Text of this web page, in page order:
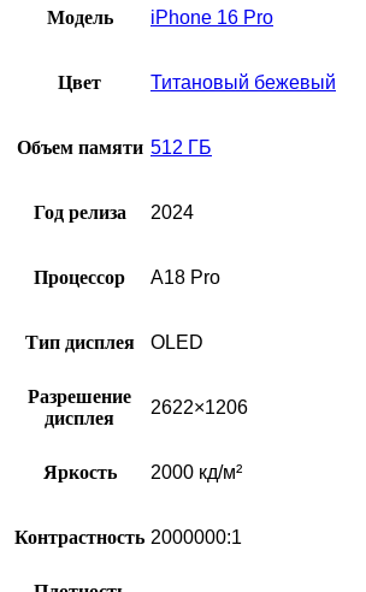
Модель iPhone 16 Pro
Цвет Титановый бежевый
Объем памяти 512 ГБ
Год релиза 2024
Процессор A18 Pro
Тип дисплея OLED
Разрешение
дисплея
2622×1206
Яркость 2000 кд/м²
Контрастность 2000000:1